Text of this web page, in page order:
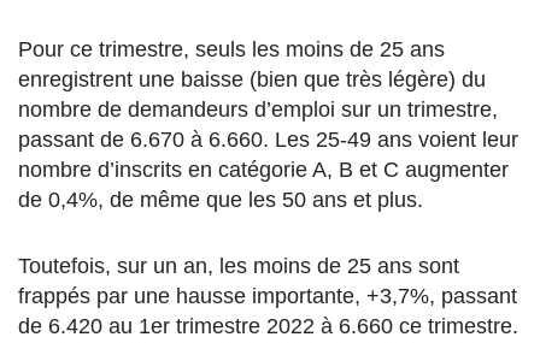
Pour ce trimestre, seuls les moins de 25 ans
enregistrent une baisse (bien que très légère) du
nombre de demandeurs d’emploi sur un trimestre,
passant de 6.670 à 6.660. Les 25-49 ans voient leur
nombre d’inscrits en catégorie A, B et C augmenter
de 0,4%, de même que les 50 ans et plus.
Toutefois, sur un an, les moins de 25 ans sont
frappés par une hausse importante, +3,7%, passant
de 6.420 au 1er trimestre 2022 à 6.660 ce trimestre.